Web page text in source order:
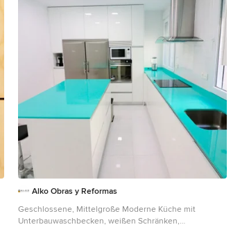
Alko Obras y Reformas
Geschlossene, Mittelgroße Moderne Küche mit
Unterbauwaschbecken, weißen Schränken,